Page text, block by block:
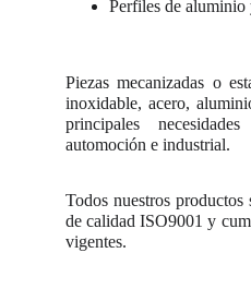
Perfiles de
Piezas mecanizadas o
inoxidable, acero,
principales
automoción e industrial.
Todos nuestros
de calidad ISO9001 y
vigentes.